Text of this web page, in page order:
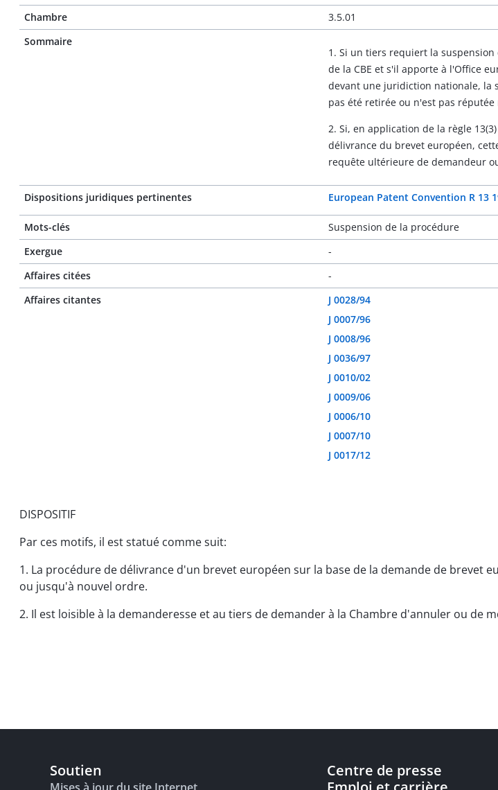
Chambre
3.5.01
Sommaire
1. Si un tiers requiert la
de la CBE et s'il apporte à l'Office
devant une juridiction nationale, la
pas été retirée ou n'est pas réputée
2. Si, en application de la règle
délivrance du brevet européen,
requête ultérieure de demandeur
Dispositions juridiques pertinentes European Patent Convention R 13
Mots-clés
Suspension de la procédure
Exergue
-
Affaires citées
-
Affaires citantes
J 0028/94
J 0007/96
J 0008/96
J 0036/97
J 0010/02
J 0009/06
J 0006/10
J 0007/10
J 0017/12
DISPOSITIF
Par ces motifs, il est statué comme suit:
1. La procédure de délivrance d'un brevet européen sur la base de la demande de brevet
ou jusqu'à nouvel ordre.
2. Il est loisible à la demanderesse et au tiers de demander à la Chambre d'annuler ou de
Soutien
Centre de presse